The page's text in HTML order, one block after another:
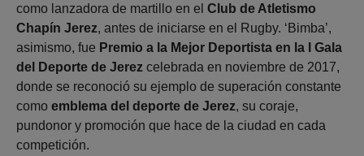
como lanzadora de martillo en el Club de Atletismo
Chapín Jerez, antes de iniciarse en el Rugby. ‘Bimba’,
asimismo, fue Premio a la Mejor Deportista en la I Gala
del Deporte de Jerez celebrada en noviembre de 2017,
donde se reconoció su ejemplo de superación constante
como emblema del deporte de Jerez, su coraje,
pundonor y promoción que hace de la ciudad en cada
competición.